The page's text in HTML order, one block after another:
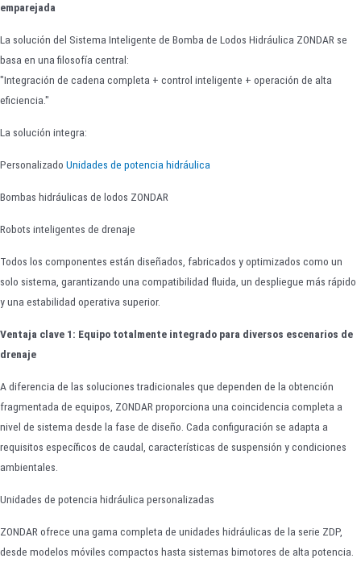
emparejada
La solución del Sistema Inteligente de Bomba de Lodos Hidráulica ZONDAR se
basa en una filosofía central:
"Integración de cadena completa + control inteligente + operación de alta
eficiencia."
La solución integra:
Personalizado Unidades de potencia hidráulica
Bombas hidráulicas de lodos ZONDAR
Robots inteligentes de drenaje
Todos los componentes están diseñados, fabricados y optimizados como un
solo sistema, garantizando una compatibilidad fluida, un despliegue más rápido
y una estabilidad operativa superior.
Ventaja clave 1: Equipo totalmente integrado para diversos escenarios de
drenaje
A diferencia de las soluciones tradicionales que dependen de la obtención
fragmentada de equipos, ZONDAR proporciona una coincidencia completa a
nivel de sistema desde la fase de diseño. Cada configuración se adapta a
requisitos específicos de caudal, características de suspensión y condiciones
ambientales.
Unidades de potencia hidráulica personalizadas
ZONDAR ofrece una gama completa de unidades hidráulicas de la serie ZDP,
desde modelos móviles compactos hasta sistemas bimotores de alta potencia.